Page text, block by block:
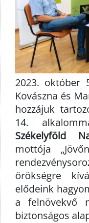
2023. október
Kovászna és
hozzájuk
14.
Székelyföld
mottója
örökségre
elődeink
a felnövekvő
biztonságos